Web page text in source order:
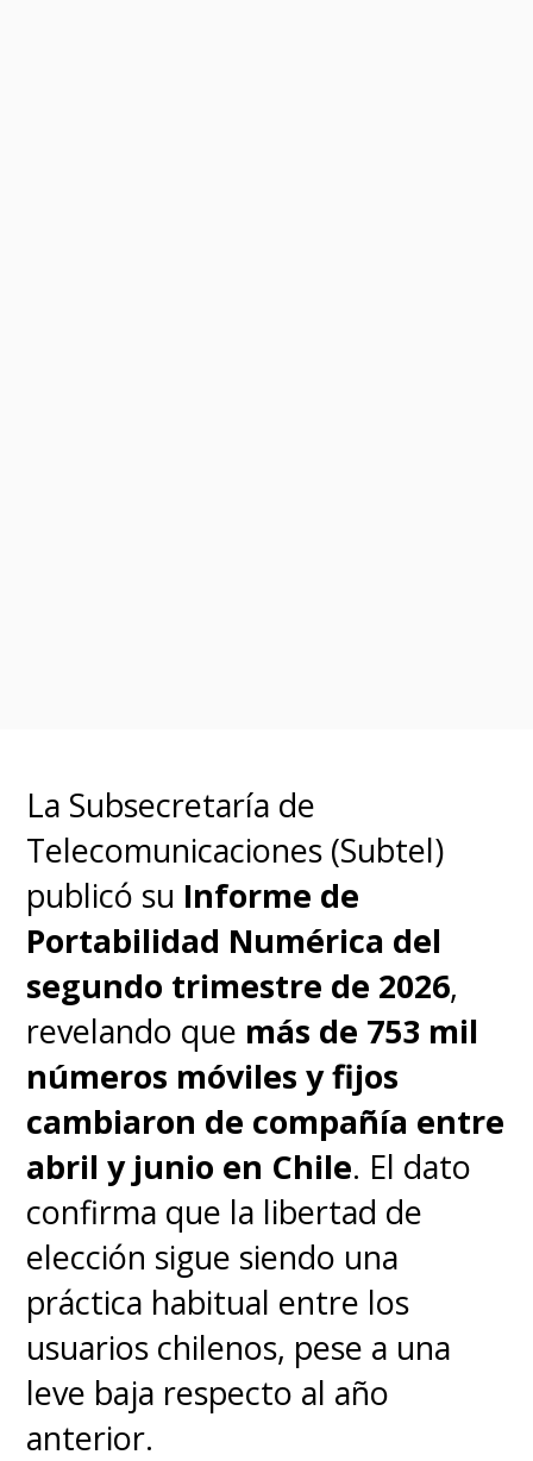
directo en la educación, el
trabajo y la comunicación a lo
largo y ancho del país.
La Subsecretaría de
Telecomunicaciones (Subtel)
publicó su Informe de
Portabilidad Numérica del
segundo trimestre de 2026,
revelando que más de 753 mil
números móviles y fijos
cambiaron de compañía entre
abril y junio en Chile. El dato
confirma que la libertad de
elección sigue siendo una
práctica habitual entre los
usuarios chilenos, pese a una
leve baja respecto al año
anterior.